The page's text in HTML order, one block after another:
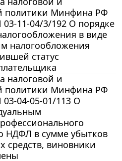
политики Минфина РФ
03-11-04/3/192 О порядке
в виде
налогообложения
статус
налоговой и
политики Минфина РФ
03-04-05-01/113 О
НДФЛ в сумме убытков
средств, виновники